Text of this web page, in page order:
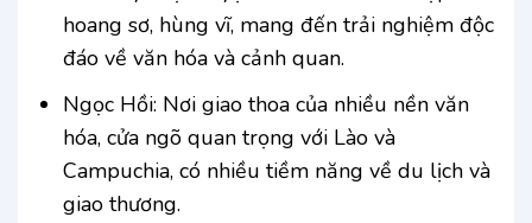
hoang sơ, hùng vĩ, mang đến trải nghiệm độc
đáo về văn hóa và cảnh quan.
Ngọc Hồi: Nơi giao thoa của nhiều nền văn
hóa, cửa ngõ quan trọng với Lào và
Campuchia, có nhiều tiềm năng về du lịch và
giao thương.